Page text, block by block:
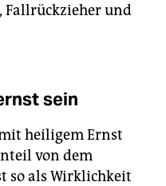
Fallrückzieher und
sein
heiligem Ernst
von dem
so als Wirklichkeit